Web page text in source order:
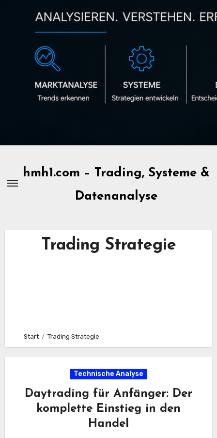
hmh1.com – Trading, Systeme &
Datenanalyse
Trading Strategie
Start Trading Strategie
Technische Analyse
Daytrading für Anfänger: Der
komplette Einstieg in den
Handel